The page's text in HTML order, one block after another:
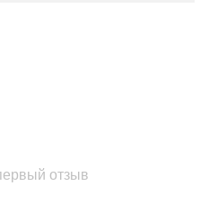
отзыв